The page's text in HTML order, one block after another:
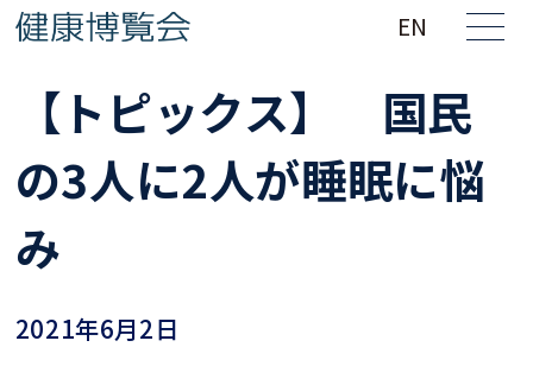
EN
【トピックス】 国民
の3人に2人が睡眠に悩
み
2021年6月2日